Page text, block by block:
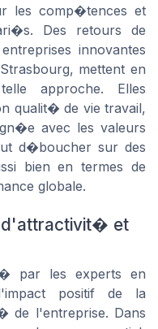
les comp�tences et
Des retours de
innovantes
mettent en
approche. Elles
qualit� de vie travail,
avec les valeurs
d�boucher sur des
bien en termes de
globale.
d'attractivit� et
par les experts en
positif de la
de l'entreprise. Dans